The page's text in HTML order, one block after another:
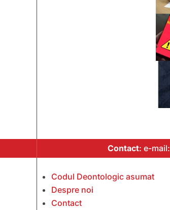
Contact: e-mail:
Codul Deontologic asumat
Despre noi
Contact